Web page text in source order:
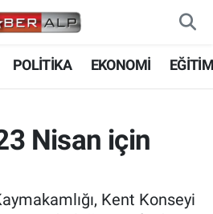
POLİTİKA EKONOMİ
Nisan için
Kent Konseyi
ve Fikstür